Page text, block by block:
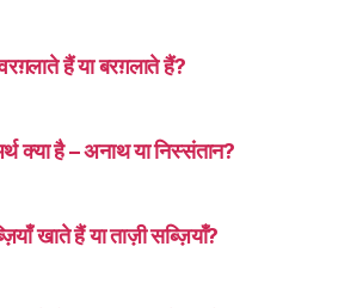
हैं या बरग़लाते हैं?
क्या है – अनाथ या निस्संतान?
खाते हैं या ताज़ी सब्ज़ियाँ?